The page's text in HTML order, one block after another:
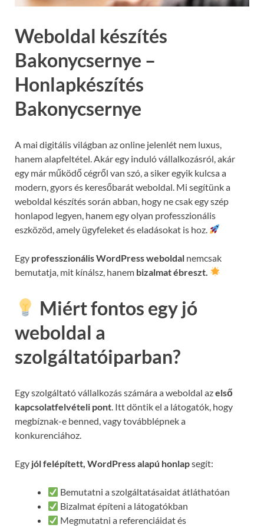
Weboldal készítés
Bakonycsernye –
Honlapkészítés
Bakonycsernye
A mai digitális világban az online jelenlét nem luxus,
hanem alapfeltétel. Akár egy induló vállalkozásról, akár
egy már működő cégről van szó, a siker egyik kulcsa a
modern, gyors és keresőbarát weboldal. Mi segítünk a
weboldal készítés során abban, hogy ne csak egy szép
honlapod legyen, hanem egy olyan professzionális
eszközöd, amely ügyfeleket és eladásokat is hoz.
Egy professzionális WordPress weboldal nemcsak
bemutatja, mit kínálsz, hanem bizalmat ébreszt.
Miért fontos egy jó
weboldal a
szolgáltatóiparban?
Egy szolgáltató vállalkozás számára a weboldal azelső
kapcsolatfelvételi pont. Itt döntik el a látogatók, hogy
megbíznak-e benned, vagy továbblépnek a
konkurenciához.
Egy jól felépített, WordPress alapú honlapsegít:
Bemutatni a szolgáltatásaidat átláthatóan
Bizalmat építeni a látogatókban
Megmutatni a referenciáidat és